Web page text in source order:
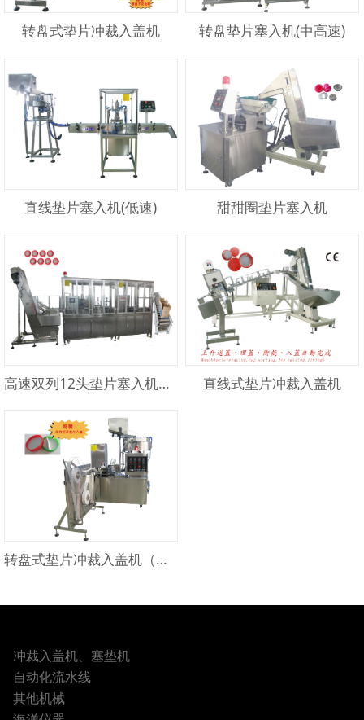
转盘式垫片冲裁入盖机 转盘垫片塞入机(中高速)
直线垫片塞入机(低速) 甜甜圈垫片塞入机
高速双列12头垫片塞入机（直线式） 直线式垫片冲裁入盖机
转盘式垫片冲裁入盖机（适用反折拉耳）
冲裁入盖机、塞垫机
自动化流水线
其他机械